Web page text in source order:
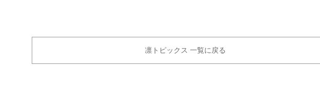
凛トピックス 一覧に戻る